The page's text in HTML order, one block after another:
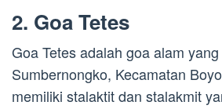
2. Goa Tetes
Goa Tetes adalah goa alam
Sumbernongko, Kecamatan
memiliki stalaktit dan stalakmit